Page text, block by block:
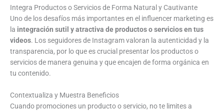
Integra Productos o Servicios de Forma Natural y Cautivante
Uno de los desafíos más importantes en el influencer marketing es
la integración sutil y atractiva de productos o servicios en tus
videos. Los seguidores de Instagram valoran la autenticidad y la
transparencia, por lo que es crucial presentar los productos o
servicios de manera genuina y que encajen de forma orgánica en
tu contenido.
Contextualiza y Muestra Beneficios
Cuando promociones un producto o servicio, no te limites a